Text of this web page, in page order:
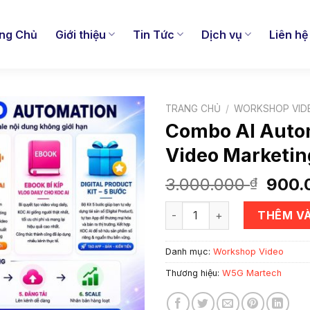
Chủ Giới thiệu Tin Tức Dịch vụ Liên hệ
TRANG CHỦ / WORKSHOP
Combo AI
Video
3.000.000₫
Giá
gốc
là:
Combo AI Automation
THÊM
Danh mục: Workshop Video
Thương hiệu: W5G Martech